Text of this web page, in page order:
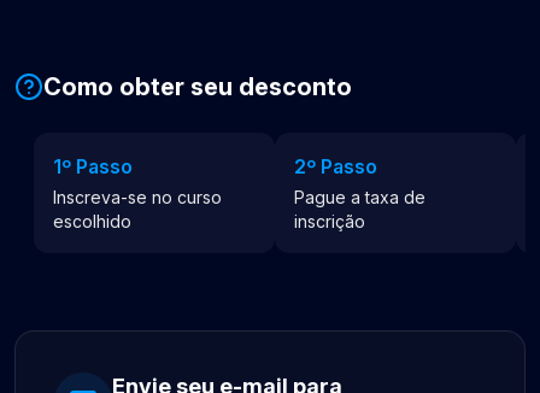
Como obter seu desconto
1º Passo
Inscreva-se no curso
escolhido
2º Passo
Pague a taxa de
inscrição
Envie seu e-mail para